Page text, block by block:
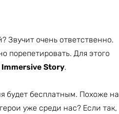
Звучит очень ответственно.
порепетировать. Для этого
Story.
будет бесплатным. Похоже на
уже среди нас? Если так,